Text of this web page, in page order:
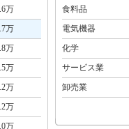
万
万
万
万
万
万
万
食料品
電気機器
化学
サービス業
卸売業